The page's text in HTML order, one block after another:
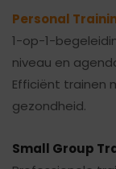
Personal
1-op-1-
niveau en
Efficiënt trainen
gezondheid.
Small Group